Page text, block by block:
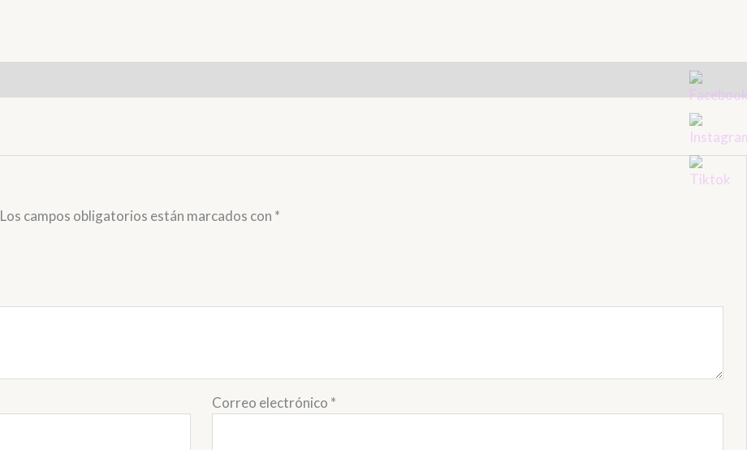
Los campos obligatorios están marcados con *
Correo electrónico *